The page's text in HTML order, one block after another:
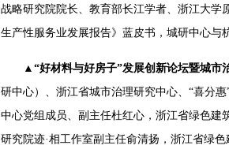
战略研究院院长、教育部长江学者、浙江大学
生产性服务业发展报告》蓝皮书，城研中心与
▲“好材料与好房子”发展创新论坛暨城市
研中心）、浙江省城市治理研究中心、“喜分
中心党组成员、副主任杜红心，浙江省绿色建
研究院迹·相工作室副主任俞清扬，浙江省绿